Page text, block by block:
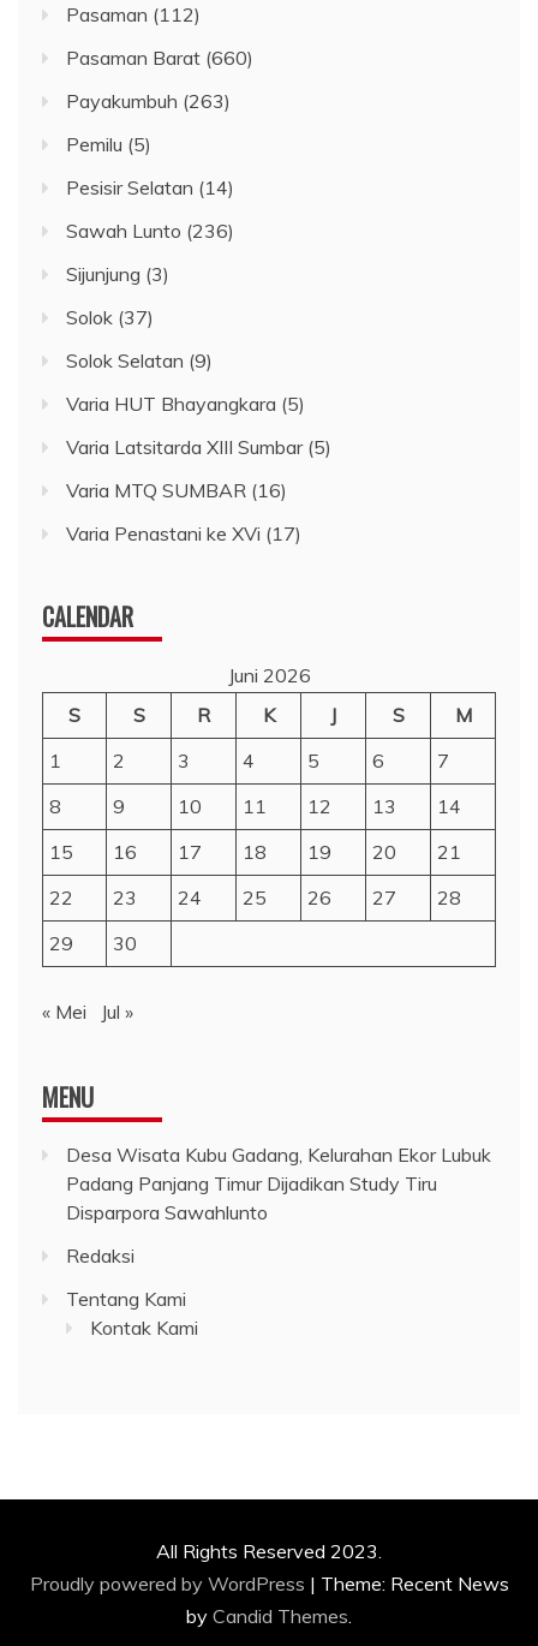
Pasaman (112)
Pasaman Barat (660)
Payakumbuh (263)
Pemilu (5)
Pesisir Selatan (14)
Sawah Lunto (236)
Sijunjung (3)
Solok (37)
Solok Selatan (9)
Varia HUT Bhayangkara (5)
Varia Latsitarda XIII Sumbar(5)
Varia MTQ SUMBAR (16)
Varia Penastani ke XVi (17)
CALENDAR
Juni 2026
S
S R K J S
M
1
2 3 4 5 6
7
8
9 10 11 12 13
14
15
16 17 18 19 20
21
22
23 24 25 26 27
28
29
30
« Mei Jul »
MENU
Desa Wisata Kubu Gadang, Kelurahan Ekor Lubuk
Padang Panjang Timur Dijadikan Study Tiru
Disparpora Sawahlunto
Redaksi
Tentang Kami
Kontak Kami
All Rights Reserved 2023.
Proudly powered by WordPress | Theme: Recent News
by Candid Themes.